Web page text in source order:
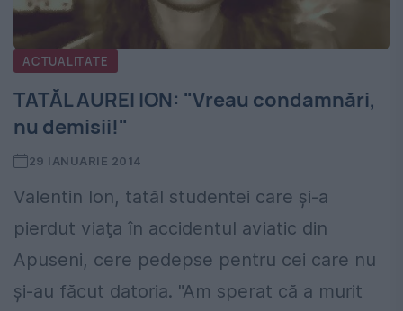
ACTUALITATE
TATĂL AUREI ION: "Vreau condamnări,
nu demisii!"
29 IANUARIE 2014
Valentin Ion, tatăl studentei care şi-a
pierdut viaţa în accidentul aviatic din
Apuseni, cere pedepse pentru cei care nu
şi-au făcut datoria. "Am sperat că a murit